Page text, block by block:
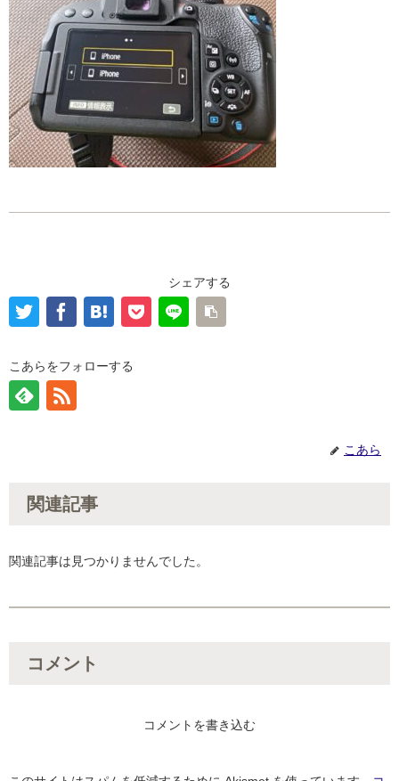
シェアする
こあらをフォローする
こあら
関連記事
関連記事は見つかりませんでした。
コメント
コメントを書き込む